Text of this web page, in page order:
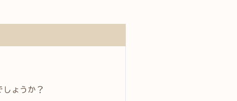
ょうか？